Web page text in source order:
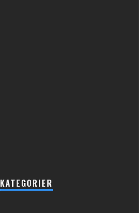
KATEGORIER